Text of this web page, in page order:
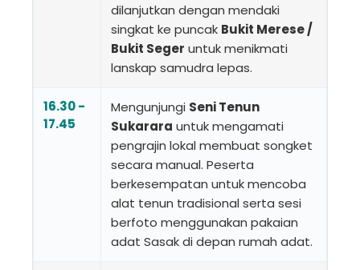
dilanjutkan dengan mendaki
singkat ke puncak Bukit Merese /
Bukit Seger untuk menikmati
lanskap samudra lepas.
16.30 -
17.45
Mengunjungi Seni Tenun
Sukarara untuk mengamati
pengrajin lokal membuat songket
secara manual. Peserta
berkesempatan untuk mencoba
alat tenun tradisional serta sesi
berfoto menggunakan pakaian
adat Sasak di depan rumah adat.